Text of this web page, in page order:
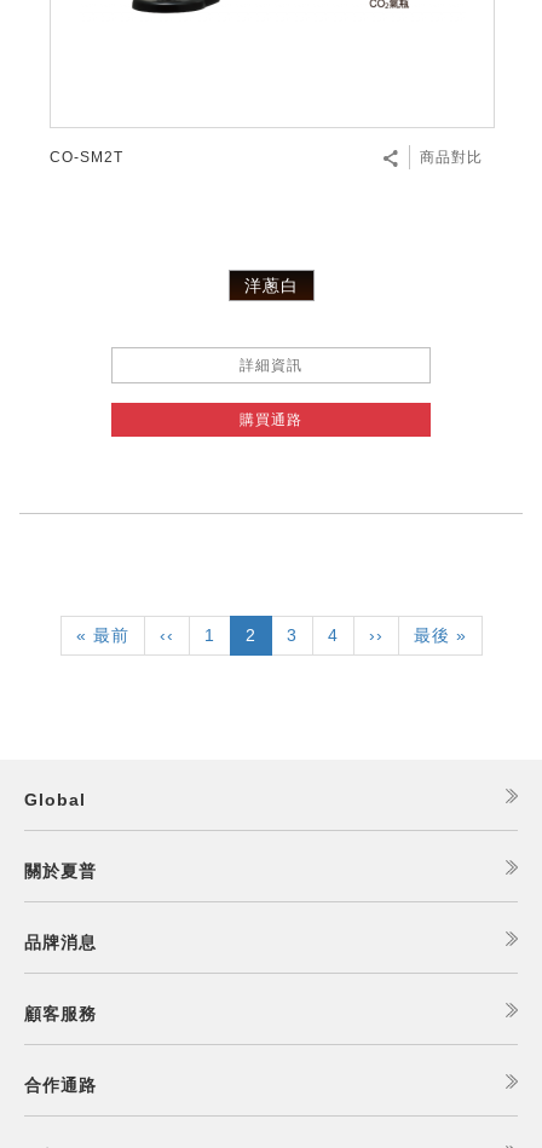
CO-SM2T 商品對比
洋蔥白
詳細資訊
購買通路
First
page
« 最前
Previous
page
‹‹
頁
面
1
目
前
2
頁
面
3
頁
面
4
下
一
››
Last
page
最後 »
Global
關於夏普
品牌消息
顧客服務
合作通路